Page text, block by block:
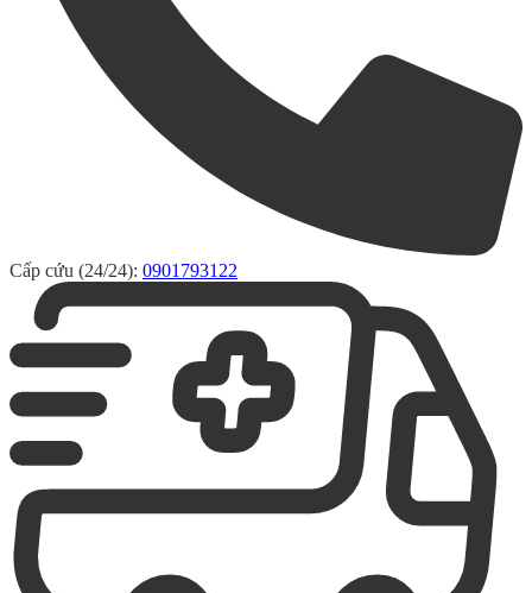
Cấp cứu (24/24): 0901793122